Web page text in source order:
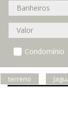
Condomínio
terreno